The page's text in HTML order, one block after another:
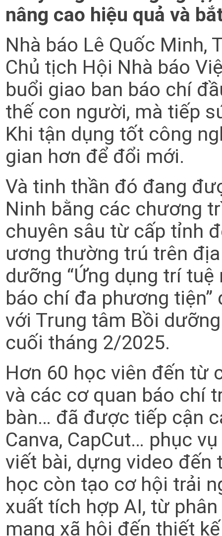
nâng cao hiệu quả và
Nhà báo Lê Quốc Minh,
Chủ tịch Hội Nhà báo
buổi giao ban báo chí
thế con người, mà tiếp
Khi tận dụng tốt công
gian hơn để đổi mới.
Và tinh thần đó đang
Ninh bằng các chương
chuyên sâu từ cấp tỉnh
ương thường trú trên
dưỡng “Ứng dụng trí
báo chí đa phương
với Trung tâm Bồi
cuối tháng 2/2025.
Hơn 60 học viên đến từ
và các cơ quan báo chí
bàn… đã được tiếp cận
Canva, CapCut… phục
viết bài, dựng video đến
học còn tạo cơ hội trải
xuất tích hợp AI, từ
mạng xã hội đến thiết